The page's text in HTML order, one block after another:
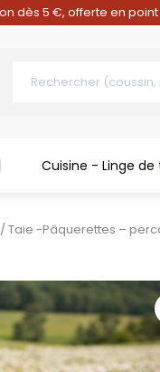
dès 5 €, offerte en
Cuisine - Linge de
/ Taie -Pâquerettes –